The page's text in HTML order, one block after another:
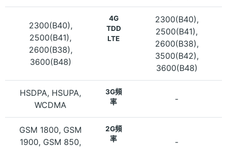
2300(B40),
2500(B41),
2600(B38),
3600(B48)
4G
TDD
LTE
2300(B40),
2500(B41),
2600(B38),
3500(B42),
3600(B48)
HSDPA, HSUPA,
WCDMA
3G頻
率
-
GSM 1800, GSM
1900, GSM 850,
2G頻
率
-